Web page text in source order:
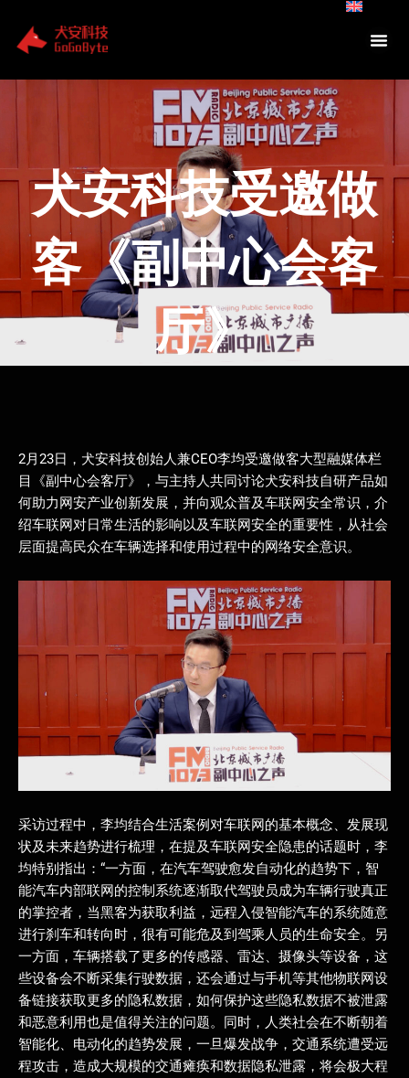
content
犬安科技受邀做
客《副中心会客
厅》
2月23日，犬安科技创始人兼CEO李均受邀做客大型融媒体栏
目《副中心会客厅》，与主持人共同讨论犬安科技自研产品如
何助力网安产业创新发展，并向观众普及车联网安全常识，介
绍车联网对日常生活的影响以及车联网安全的重要性，从社会
层面提高民众在车辆选择和使用过程中的网络安全意识。
采访过程中，李均结合生活案例对车联网的基本概念、发展现
状及未来趋势进行梳理，在提及车联网安全隐患的话题时，李
均特别指出：“一方面，在汽车驾驶愈发自动化的趋势下，智
能汽车内部联网的控制系统逐渐取代驾驶员成为车辆行驶真正
的掌控者，当黑客为获取利益，远程入侵智能汽车的系统随意
进行刹车和转向时，很有可能危及到驾乘人员的生命安全。另
一方面，车辆搭载了更多的传感器、雷达、摄像头等设备，这
些设备会不断采集行驶数据，还会通过与手机等其他物联网设
备链接获取更多的隐私数据，如何保护这些隐私数据不被泄露
和恶意利用也是值得关注的问题。同时，人类社会在不断朝着
智能化、电动化的趋势发展，一旦爆发战争，交通系统遭受远
程攻击，造成大规模的交通瘫痪和数据隐私泄露，将会极大程